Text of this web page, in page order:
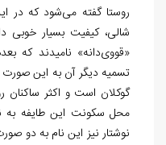
روستا گفته می‌شود که در
شالی، کیفیت بسیار خوبی
«قووی‌دانه» نامیدند که
تسمیه دیگر آن به این
گوکلان است و اکثر ساکنان
محل سکونت این طایفه به
نوشتار نیز این نام به دو